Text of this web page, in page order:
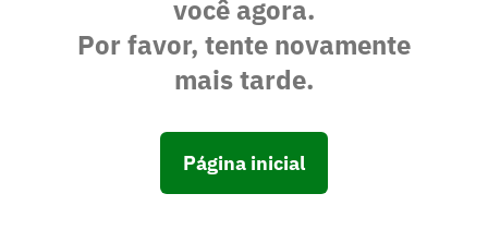
você agora.
Por favor, tente novamente
mais tarde.
Página inicial